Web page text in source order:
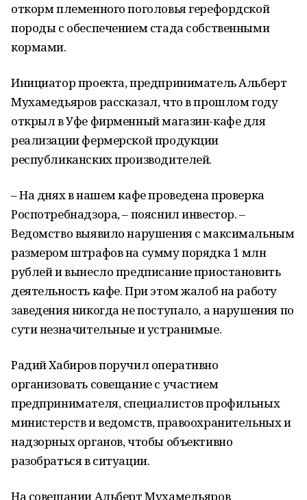
откорм племенного поголовья герефордской
породы с обеспечением стада собственными
кормами.
Инициатор проекта, предприниматель Альберт
Мухамедьяров рассказал, что в прошлом году
открыл в Уфе фирменный магазин-кафе для
реализации фермерской продукции
республиканских производителей.
– На днях в нашем кафе проведена проверка
Роспотребнадзора, – пояснил инвестор. –
Ведомство выявило нарушения с максимальным
размером штрафов на сумму порядка 1 млн
рублей и вынесло предписание приостановить
деятельность кафе. При этом жалоб на работу
заведения никогда не поступало, а нарушения по
сути незначительные и устранимые.
Радий Хабиров поручил оперативно
организовать совещание с участием
предпринимателя, специалистов профильных
министерств и ведомств, правоохранительных и
надзорных органов, чтобы объективно
разобраться в ситуации.
На совещании Альберт Мухамедьяров